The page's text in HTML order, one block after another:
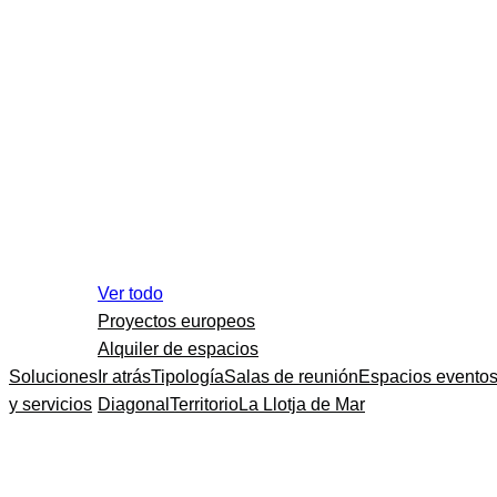
Soluciones
y servicios
Ver todo
Proyectos europeos
Alquiler de espacios
Ir atrásTipologíaSalas de reuniónEspacios eventos
Diagonal TerritorioLa Llotja de Mar